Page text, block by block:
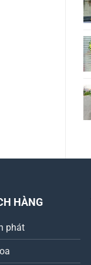
HÀNG
phát